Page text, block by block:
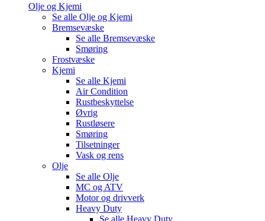
Olje og Kjemi
Se alle Olje og Kjemi
Bremsevæske
Se alle Bremsevæske
Smøring
Frostvæske
Kjemi
Se alle Kjemi
Air Condition
Rustbeskyttelse
Øvrig
Rustløsere
Smøring
Tilsetninger
Vask og rens
Olje
Se alle Olje
MC og ATV
Motor og drivverk
Heavy Duty
Se alle Heavy Duty